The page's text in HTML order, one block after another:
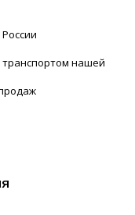
нашей